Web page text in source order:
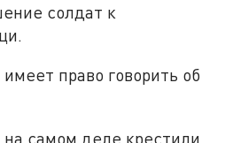
солдат к
право говорить об
на самом деле крестили